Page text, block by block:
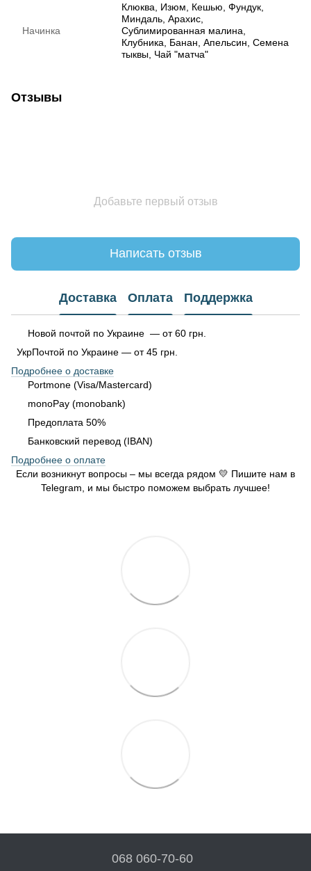
Начинка
Клюква, Изюм, Кешью, Фундук,
Миндаль, Арахис,
Сублимированная малина,
Клубника, Банан, Апельсин, Семена
тыквы, Чай "матча"
Отзывы
Добавьте первый отзыв
Написать отзыв
Доставка Оплата Поддержка
Новой почтой по Украине — от 60 грн.
УкрПочтой по Украине — от 45 грн.
Подробнее о доставке
Portmone (Visa/Mastercard)
monoPay (monobank)
Предоплата 50%
Банковский перевод (IBAN)
Подробнее о оплате
Если возникнут вопросы – мы всегда рядом 💛 Пишите нам в
Telegram, и мы быстро поможем выбрать лучшее!
068 060-70-60